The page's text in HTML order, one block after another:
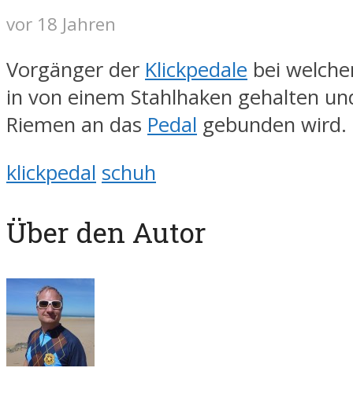
vor 18 Jahren
Vorgänger der Klickpedale bei
in von einem Stahlhaken gehalten
Riemen an das Pedal gebunden wird.
klickpedal schuh
Über den Autor